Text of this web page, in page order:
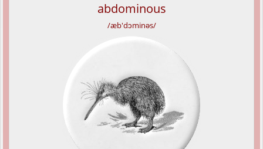
abdominous
/æb'dɔminəs/